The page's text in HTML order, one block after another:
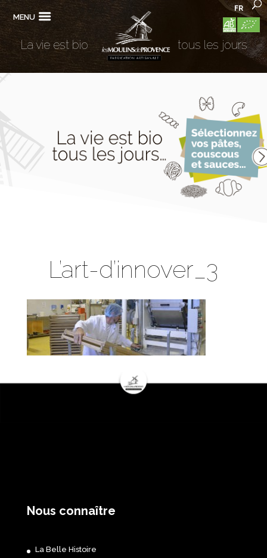
MENU
FR
La vie est bio tous les jours
L’art-d’innover_3
Nous connaître
La Belle Histoire